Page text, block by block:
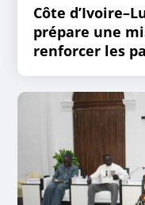
Côte
prépare une
renforcer les